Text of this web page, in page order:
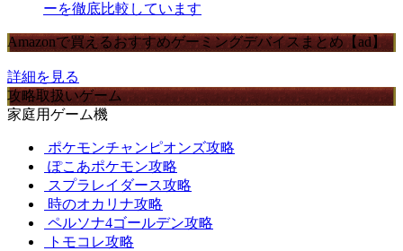
ーを徹底比較しています
Amazonで買えるおすすめゲーミングデバイスまとめ【ad】
詳細を見る
攻略取扱いゲーム
家庭用ゲーム機
ポケモンチャンピオンズ攻略
ぽこあポケモン攻略
スプラレイダース攻略
時のオカリナ攻略
ペルソナ4ゴールデン攻略
トモコレ攻略